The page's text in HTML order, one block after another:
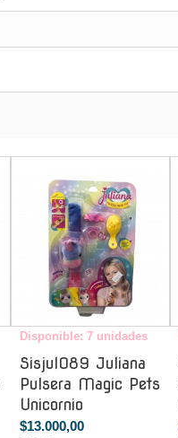
Disponible: 7 unidades
Sisjul089 Juliana
Pulsera Magic Pets
Unicornio
$13.000,00